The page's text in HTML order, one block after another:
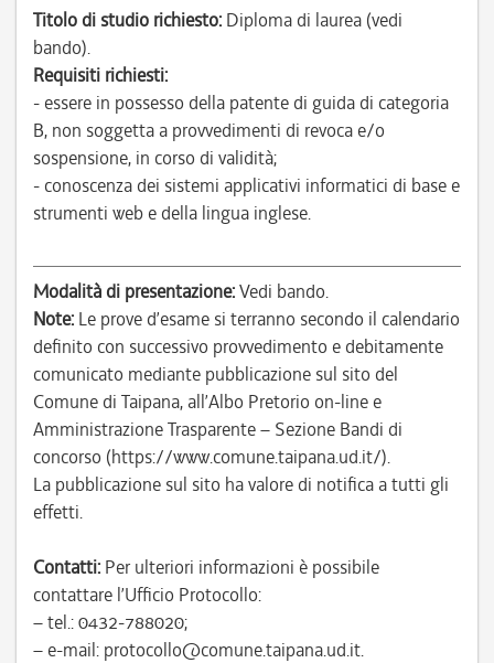
Titolo di studio richiesto: Diploma di laurea (vedi
bando).
Requisiti richiesti:
- essere in possesso della patente di guida di categoria
B, non soggetta a provvedimenti di revoca e/o
sospensione, in corso di validità;
- conoscenza dei sistemi applicativi informatici di base e
strumenti web e della lingua inglese.
Modalità di presentazione:Vedi bando.
Note: Le prove d’esame si terranno secondo il calendario
definito con successivo provvedimento e debitamente
comunicato mediante pubblicazione sul sito del
Comune di Taipana, all’Albo Pretorio on-line e
Amministrazione Trasparente – Sezione Bandi di
concorso (https://www.comune.taipana.ud.it/).
La pubblicazione sul sito ha valore di notifica a tutti gli
effetti.
Contatti: Per ulteriori informazioni è possibile
contattare l’Ufficio Protocollo:
– tel.: 0432-788020;
– e-mail: protocollo@comune.taipana.ud.it.